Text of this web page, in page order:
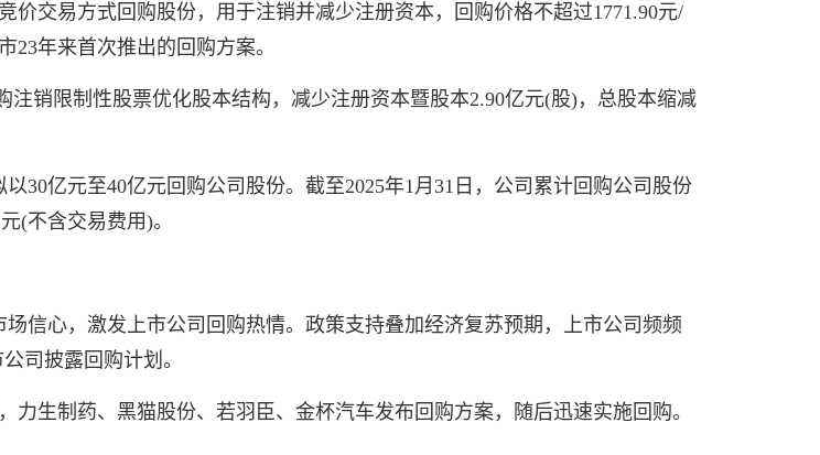
交易方式回购股份，用于注销并减少注册资本，回购价格不超过1771.90元/
23年来首次推出的回购方案。
销限制性股票优化股本结构，减少注册资本暨股本2.90亿元(股)，总股本缩减
30亿元至40亿元回购公司股份。截至2025年1月31日，公司累计回购公司股份
(不含交易费用)。
信心，激发上市公司回购热情。政策支持叠加经济复苏预期，上市公司频频
司披露回购计划。
生制药、黑猫股份、若羽臣、金杯汽车发布回购方案，随后迅速实施回购。